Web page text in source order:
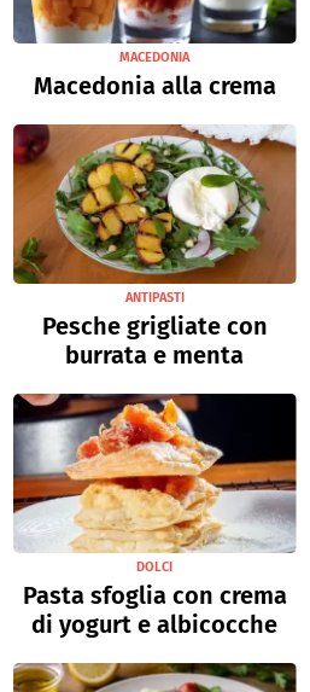
MACEDONIA
Macedonia alla crema
ANTIPASTI
Pesche grigliate con
burrata e menta
DOLCI
Pasta sfoglia con crema
di yogurt e albicocche